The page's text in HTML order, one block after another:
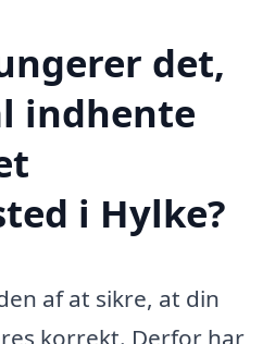
det,
indhente
i Hylke?
af at sikre, at din
korrekt. Derfor har